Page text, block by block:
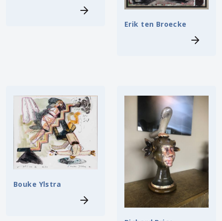
Erik ten Broecke
Bouke Ylstra